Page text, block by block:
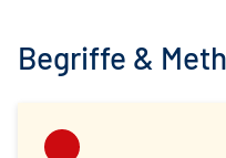
Begriffe &